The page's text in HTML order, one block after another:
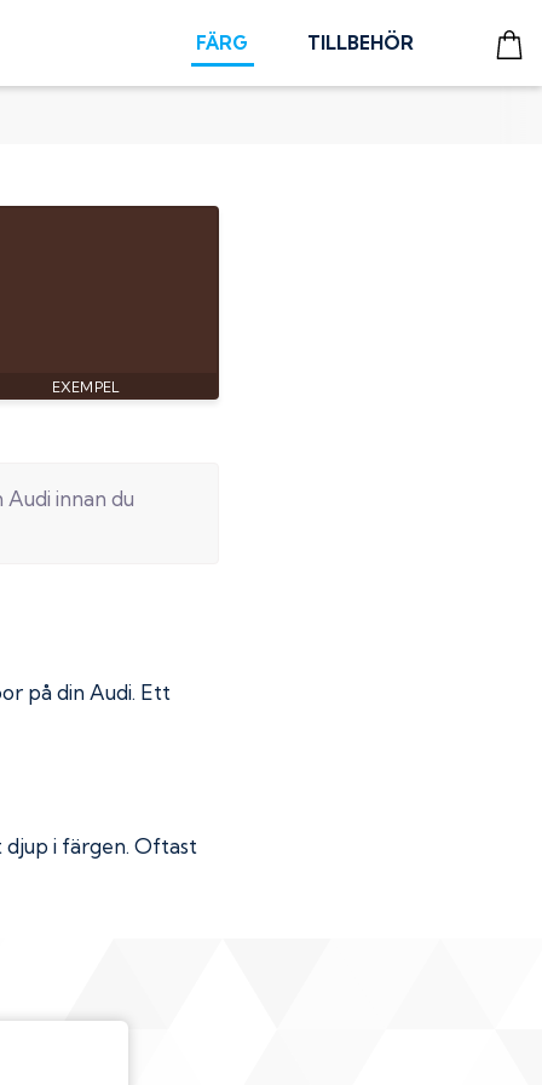
FÄRG TILLBEHÖR
Audi innan du
på din Audi. Ett
i färgen. Oftast